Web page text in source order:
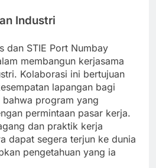
Industri
dan STIE Port Numbay
membangun kerjasama
Kolaborasi ini bertujuan
lapangan bagi
bahwa program yang
permintaan pasar kerja.
dan praktik kerja
dapat segera terjun ke dunia
pengetahuan yang ia